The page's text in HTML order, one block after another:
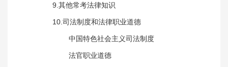
9.其他常考法律知识
10.司法制度和法律职业道德
中国特色社会主义司法制度
法官职业道德